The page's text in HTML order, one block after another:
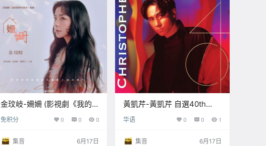
金玟岐-姍姍 (影視劇《我的
助理不簡單》插曲) (2023)
【Q】【44.1kHz / 24bit】
免积分 0 0 0
集音 6月17日
黃凱芹-黃凱芹 自選40th
(2026) 【Q】【96kHz /
24bit】
华语 0 0 1
集音 6月17日